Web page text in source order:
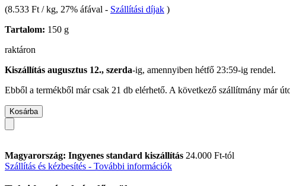
(8.533 Ft / kg, 27% áfával - Szállítási díjak )
Tartalom: 150 g
raktáron
Kiszállítás augusztus 12., szerda-ig, amennyiben hétfő 23:59-ig rendel.
Ebből a termékből már csak 21 db elérhető. A következő szállítmány már
Kosárba
Magyarország: Ingyenes standard kiszállítás 24.000 Ft-tól
Szállítás és kézbesítés - További információk